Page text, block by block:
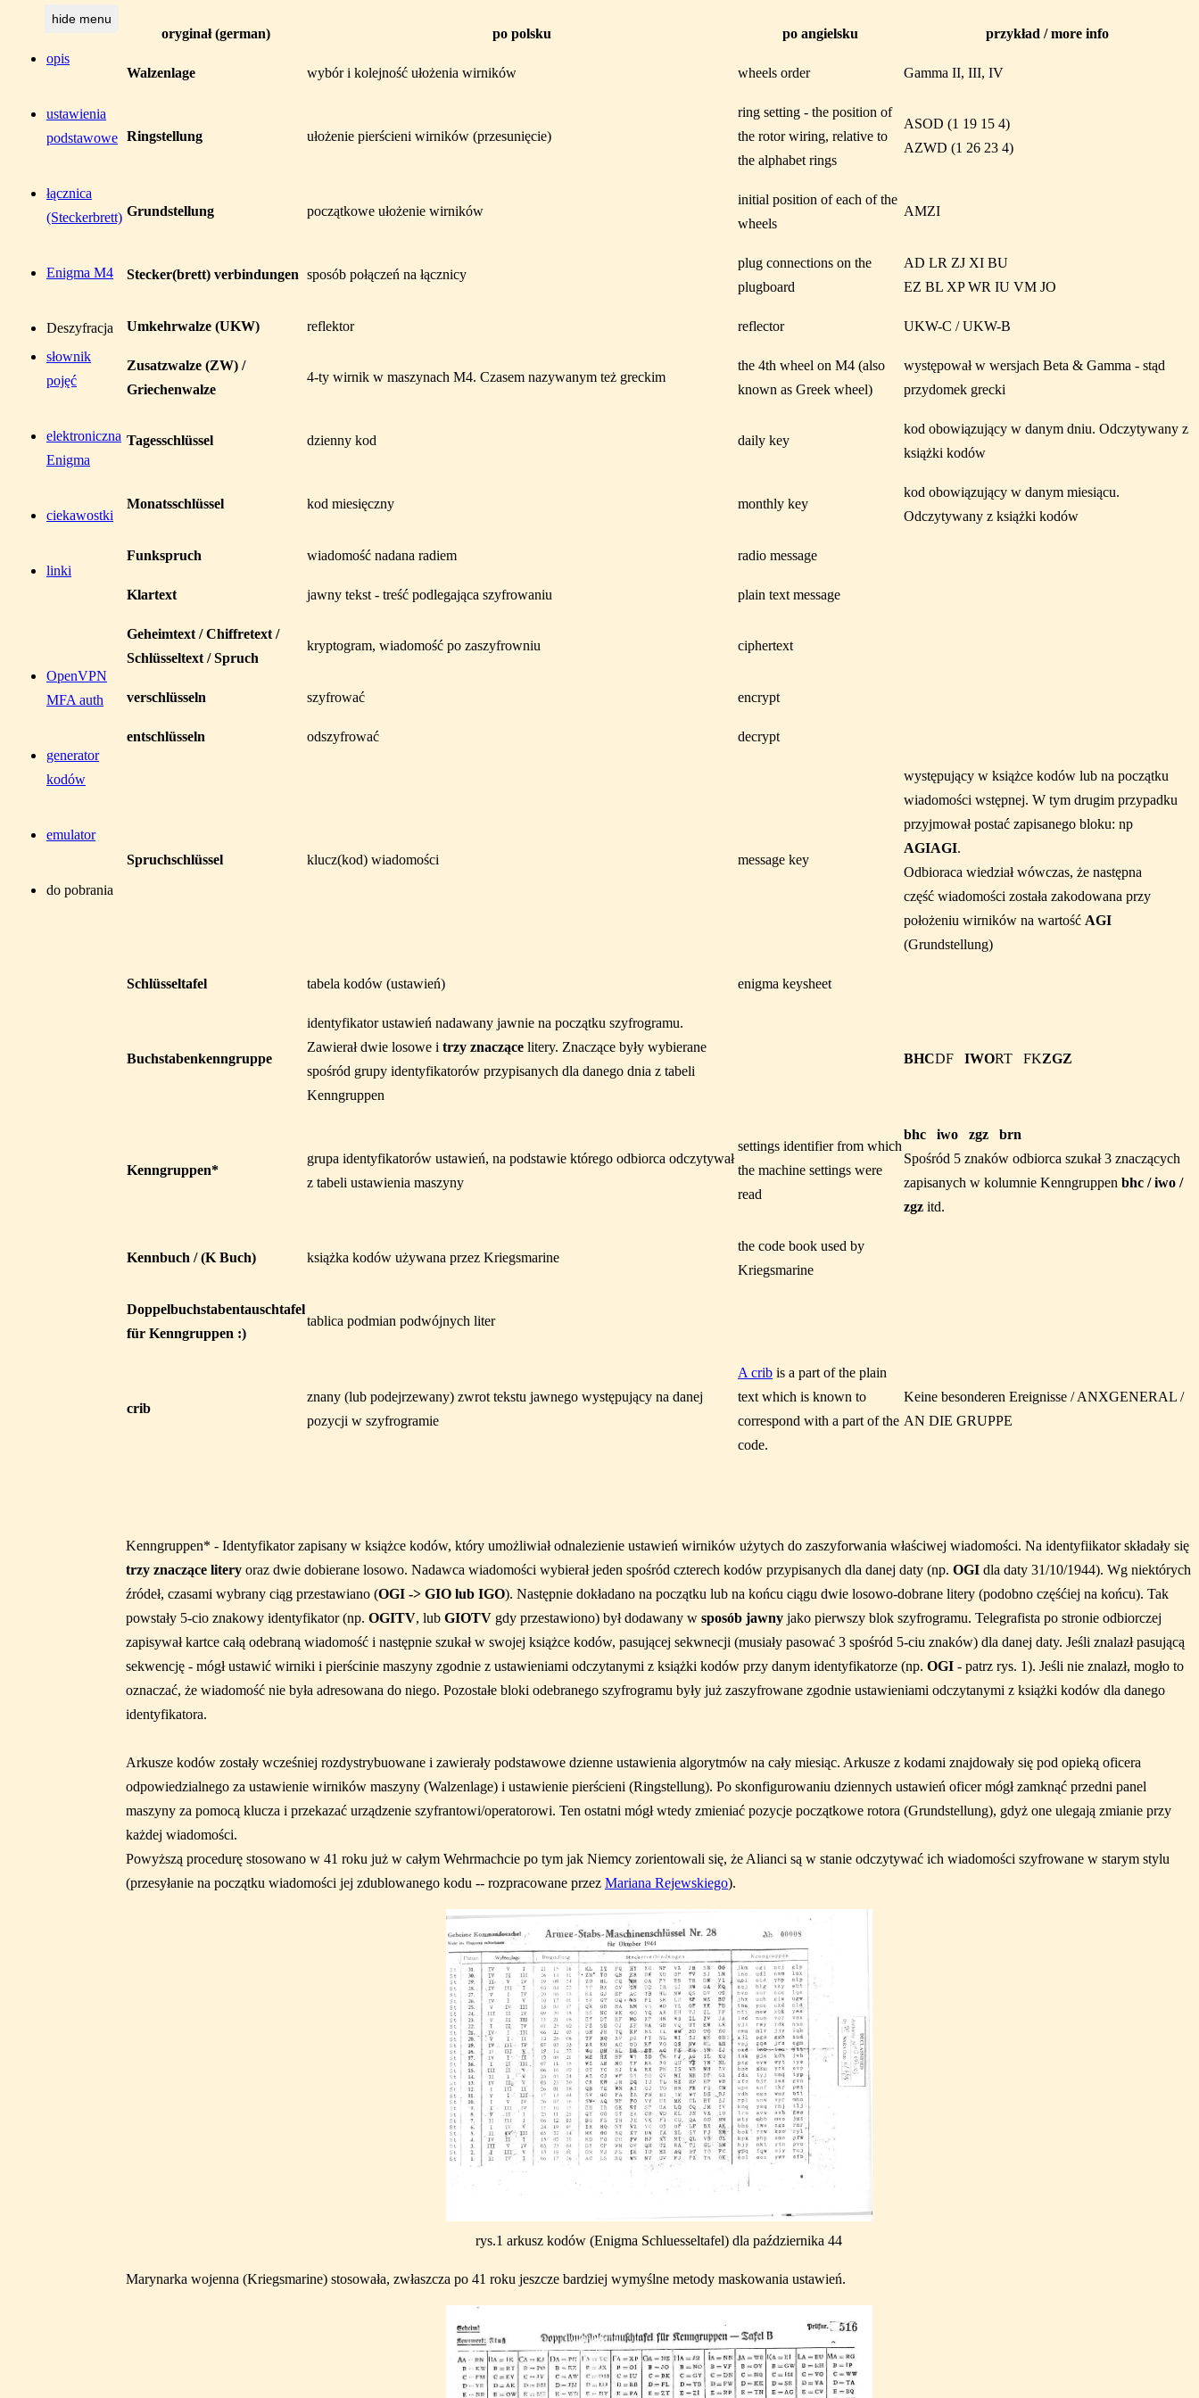
hide menu
opis
ustawienia
podstawowe
łącznica
(Steckerbrett)
Enigma M4
Deszyfracja
słownik
pojęć
elektroniczna
Enigma
ciekawostki
linki
OpenVPN
MFA auth
generator
kodów
emulator
do pobrania
oryginał (german) po polsku po angielsku przykład / more info
Walzenlage wybór i kolejność ułożenia wirników wheels order Gamma II, III, IV
Ringstellung ułożenie pierścieni wirników (przesunięcie)
ring setting - the position of
the rotor wiring, relative to
the alphabet rings
ASOD (1 19 15 4)
AZWD (1 26 23 4)
Grundstellung początkowe ułożenie wirników
initial position of each of the
wheels
AMZI
Stecker(brett) verbindungen sposób połączeń na łącznicy
plug connections on the
plugboard
AD LR ZJ XI BU
EZ BL XP WR IU VM JO
Umkehrwalze (UKW) reflektor reflector UKW-C / UKW-B
Zusatzwalze (ZW) /
Griechenwalze
4-ty wirnik w maszynach M4. Czasem nazywanym też greckim
the 4th wheel on M4 (also
known as Greek wheel)
występował w wersjach Beta & Gamma - stąd
przydomek grecki
Tagesschlüssel dzienny kod daily key
kod obowiązujący w danym dniu. Odczytywany z
książki kodów
Monatsschlüssel kod miesięczny monthly key
kod obowiązujący w danym miesiącu.
Odczytywany z książki kodów
Funkspruch wiadomość nadana radiem radio message
Klartext jawny tekst - treść podlegająca szyfrowaniu plain text message
Geheimtext / Chiffretext /
Schlüsseltext / Spruch
kryptogram, wiadomość po zaszyfrowniu ciphertext
verschlüsseln szyfrować encrypt
entschlüsseln odszyfrować decrypt
Spruchschlüssel klucz(kod) wiadomości message key
występujący w książce kodów lub na początku
wiadomości wstępnej. W tym drugim przypadku
przyjmował postać zapisanego bloku: np
AGIAGI.
Odbioraca wiedział wówczas, że następna
część wiadomości została zakodowana przy
położeniu wirników na wartość AGI
(Grundstellung)
Schlüsseltafel tabela kodów (ustawień) enigma keysheet
Buchstabenkenngruppe
identyfikator ustawień nadawany jawnie na początku szyfrogramu.
Zawierał dwie losowe i trzy znaczące litery. Znaczące były wybierane
spośród grupy identyfikatorów przypisanych dla danego dnia z tabeli
Kenngruppen
BHCDF IWORT FKZGZ
Kenngruppen*
grupa identyfikatorów ustawień, na podstawie którego odbiorca odczytywał
z tabeli ustawienia maszyny
settings identifier from which
the machine settings were
read
bhc iwo zgz
brn
Spośród 5 znaków odbiorca szukał 3 znaczących
zapisanych w kolumnie Kenngruppen bhc / iwo /
zgz itd.
Kennbuch / (K Buch) książka kodów używana przez Kriegsmarine
the code book used by
Kriegsmarine
Doppelbuchstabentauschtafel
für Kenngruppen :)
tablica podmian podwójnych liter
crib
znany (lub podejrzewany) zwrot tekstu jawnego występujący na danej
pozycji w szyfrogramie
A crib is a part of the plain
text which is known to
correspond with a part of the
code.
Keine besonderen Ereignisse / ANXGENERAL /
AN DIE GRUPPE
Kenngruppen* - Identyfikator zapisany w książce kodów, który umożliwiał odnalezienie ustawień wirników użytych do zaszyforwania właściwej wiadomości. Na identyfiikator składały się
trzy znaczące litery oraz dwie dobierane losowo. Nadawca wiadomości wybierał jeden spośród czterech kodów przypisanych dla danej daty (np. OGI dla daty 31/10/1944). Wg niektórych
źródeł, czasami wybrany ciąg przestawiano (OGI -> GIO lub IGO). Następnie dokładano na początku lub na końcu ciągu dwie losowo-dobrane litery (podobno częśćiej na końcu). Tak
powstały 5-cio znakowy identyfikator (np. OGITV, lub GIOTV gdy przestawiono) był dodawany w sposób jawny jako pierwszy blok szyfrogramu. Telegrafista po stronie odbiorczej
zapisywał kartce całą odebraną wiadomość i następnie szukał w swojej książce kodów, pasującej sekwnecji (musiały pasować 3 spośród 5-ciu znaków) dla danej daty. Jeśli znalazł pasującą
sekwencję - mógł ustawić wirniki i pierścinie maszyny zgodnie z ustawieniami odczytanymi z książki kodów przy danym identyfikatorze (np. OGI - patrz rys. 1). Jeśli nie znalazł, mogło to
oznaczać, że wiadomość nie była adresowana do niego. Pozostałe bloki odebranego szyfrogramu były już zaszyfrowane zgodnie ustawieniami odczytanymi z książki kodów dla danego
identyfikatora.
Arkusze kodów zostały wcześniej rozdystrybuowane i zawierały podstawowe dzienne ustawienia algorytmów na cały miesiąc. Arkusze z kodami znajdowały się pod opieką oficera
odpowiedzialnego za ustawienie wirników maszyny (Walzenlage) i ustawienie pierścieni (Ringstellung). Po skonfigurowaniu dziennych ustawień oficer mógł zamknąć przedni panel
maszyny za pomocą klucza i przekazać urządzenie szyfrantowi/operatorowi. Ten ostatni mógł wtedy zmieniać pozycje początkowe rotora (Grundstellung), gdyż one ulegają zmianie przy
każdej wiadomości.
Powyższą procedurę stosowano w 41 roku już w całym Wehrmachcie po tym jak Niemcy zorientowali się, że Alianci są w stanie odczytywać ich wiadomości szyfrowane w starym stylu
(przesyłanie na początku wiadomości jej zdublowanego kodu -- rozpracowane przez Mariana Rejewskiego).
rys.1 arkusz kodów (Enigma Schluesseltafel) dla października 44
Marynarka wojenna (Kriegsmarine) stosowała, zwłaszcza po 41 roku jeszcze bardziej wymyślne metody maskowania ustawień.